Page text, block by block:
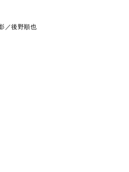
／後野順也